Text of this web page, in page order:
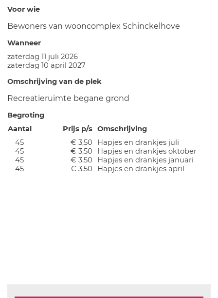
Voor wie
Bewoners van wooncomplex Schinckelhove
Wanneer
zaterdag 11 juli 2026
zaterdag 10 april 2027
Omschrijving van de plek
Recreatieruimte begane grond
Begroting
Aantal
Prijs p/s Omschrijving
45
€ 3,50
Hapjes en drankjes juli
45
€ 3,50
Hapjes en drankjes oktober
45
€ 3,50
Hapjes en drankjes januari
45
€ 3,50 Hapjes en drankjes april